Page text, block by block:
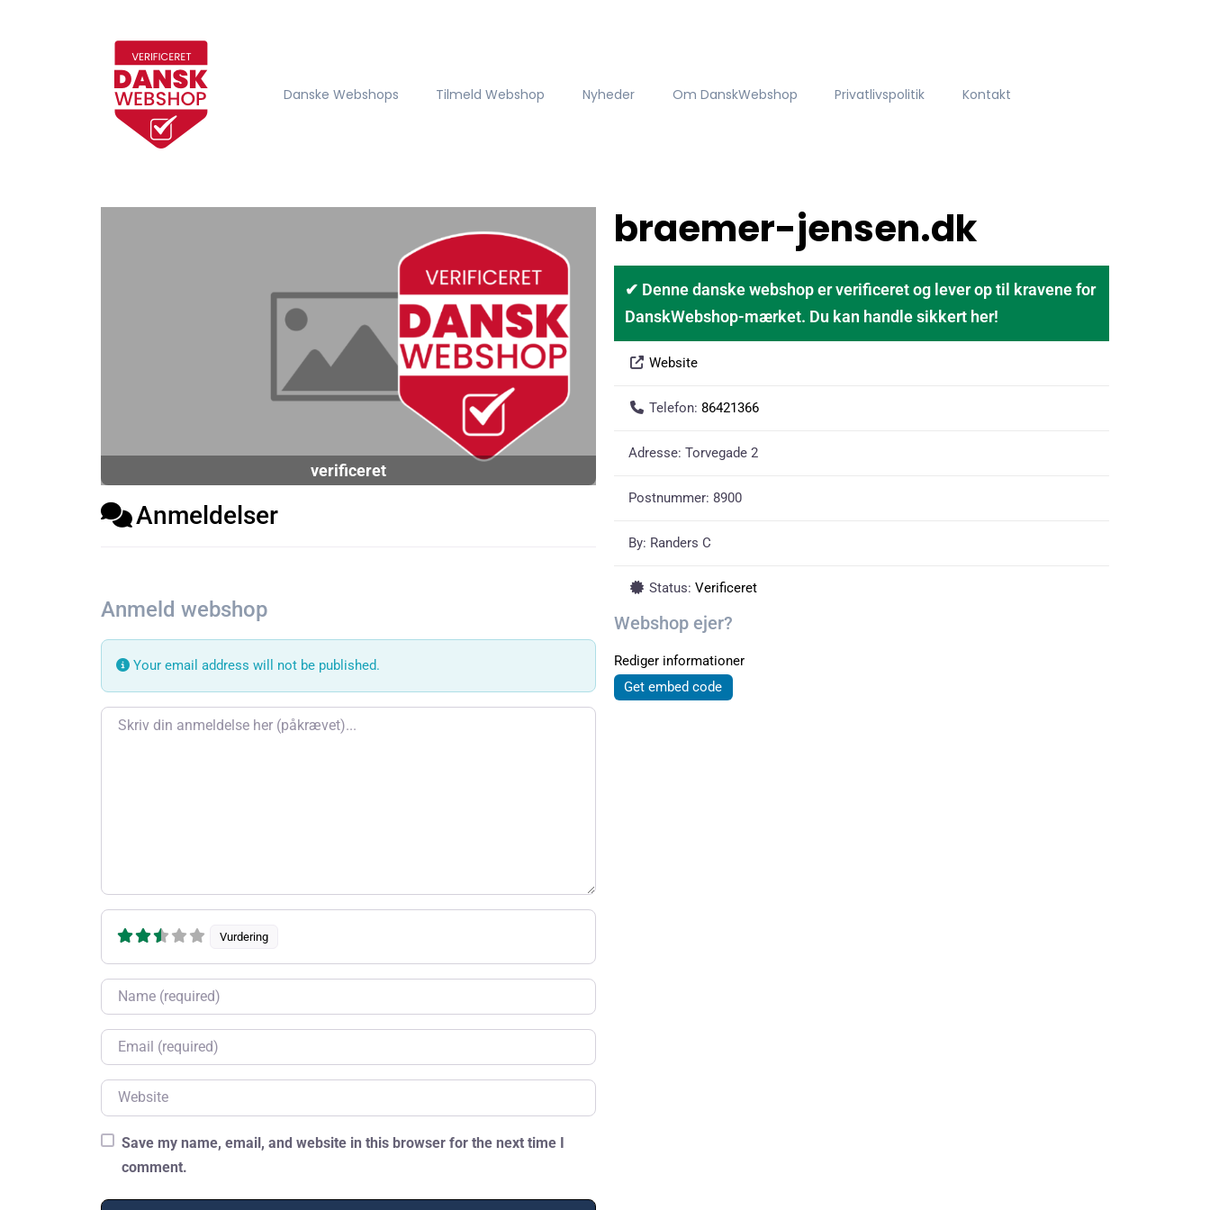
Danske Webshops Tilmeld Webshop Nyheder Om DanskWebshop Privatlivspolitik Kontakt
verificeret
Anmeldelser
Anmeld webshop
Your email address will not be published.
Review text
Vurdering
Name
Email
Website
Save my name, email, and website in this browser for the next time I
comment.
braemer-jensen.dk
✔ Denne danske webshop er verificeret og lever op til kravene for
DanskWebshop-mærket. Du kan handle sikkert her!
Website
Telefon: 86421366
Adresse: Torvegade 2
Postnummer: 8900
By: Randers C
Status: Verificeret
Webshop ejer?
Rediger informationer
Get embed code